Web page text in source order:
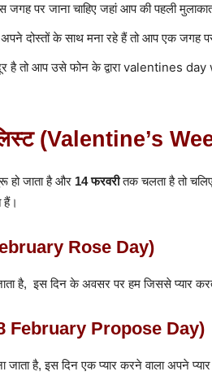
पर जाना चाहिए जहां आप की पहली
दोस्तों के साथ मना रहे हैं तो आप एक जगह
है तो आप उसे फोन के द्वारा valentines day
(Valentine’s
हो जाता है और 14 फरवरीतक चलता है तो
हैं।
Rose Day)
है, इस दिन के अवसर पर हम जिससे प्यार
February Propose Day)
है, इस दिन एक प्यार करने वाला अपने